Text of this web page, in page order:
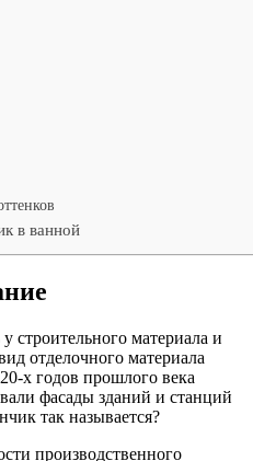
в ванной
строительного материала и
отделочного материала
х годов прошлого века
фасады зданий и станций
так называется?
производственного